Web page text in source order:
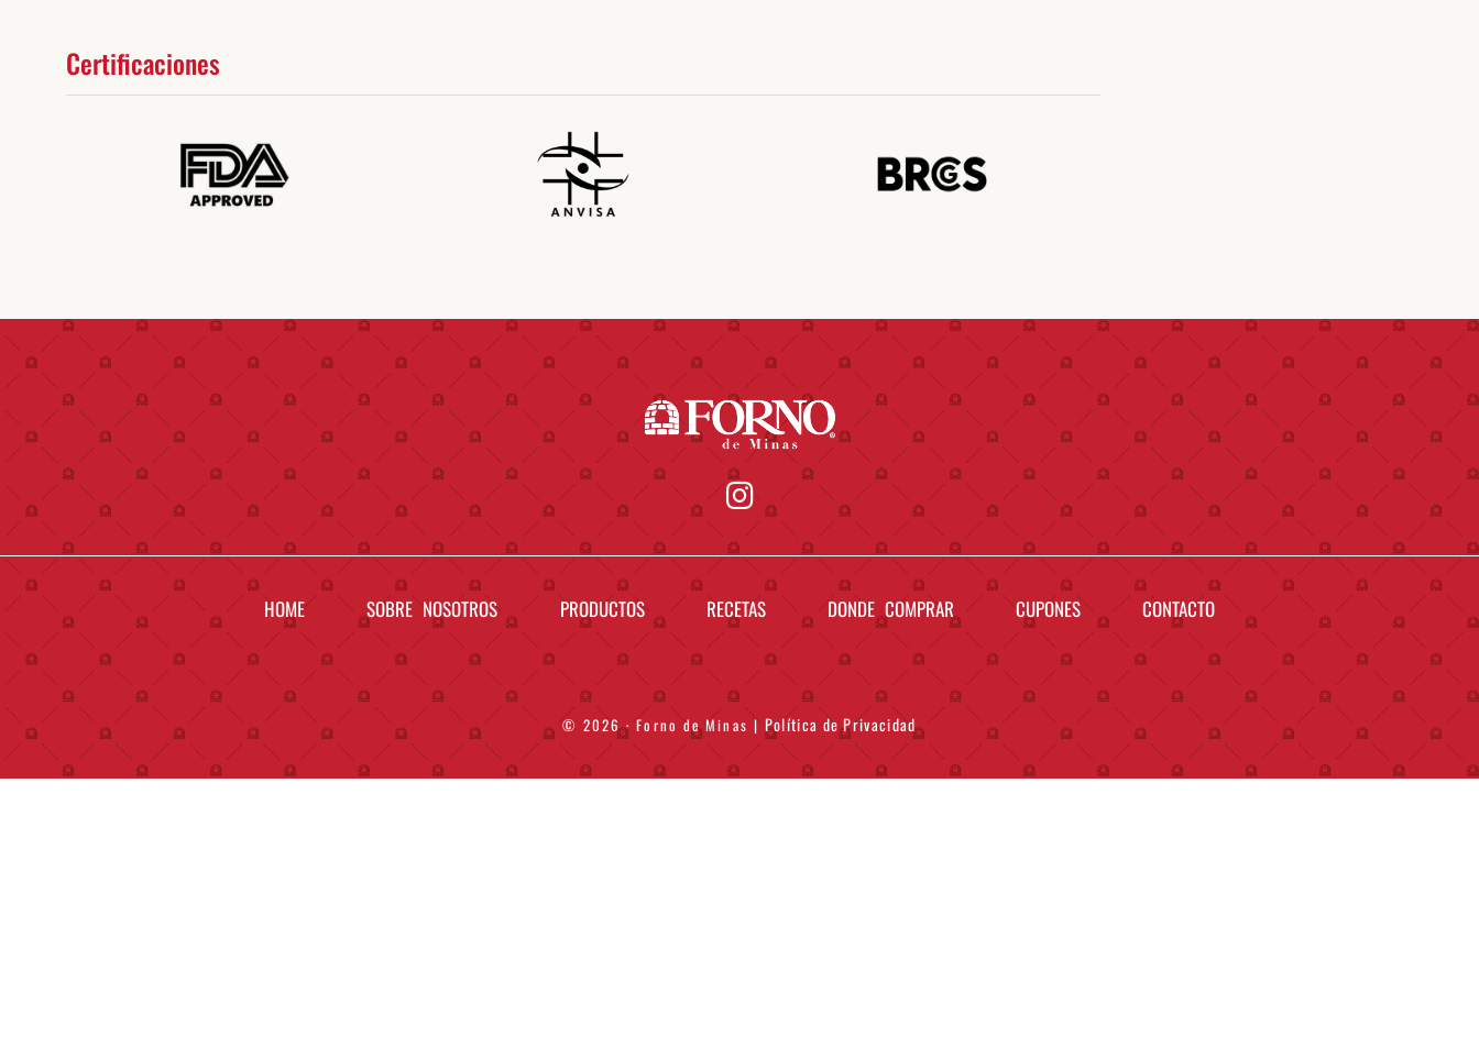
Certificaciones
HOME SOBRE NOSOTROS PRODUCTOS RECETAS DONDE COMPRAR CUPONES CONTACTO
© 2026 · Forno de Minas | Política de Privacidad